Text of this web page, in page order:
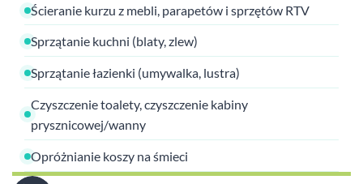
Ścieranie kurzu z mebli, parapetów i sprzętów RTV
Sprzątanie kuchni (blaty, zlew)
Sprzątanie łazienki (umywalka, lustra)
Czyszczenie toalety, czyszczenie kabiny
prysznicowej/wanny
Opróżnianie koszy na śmieci